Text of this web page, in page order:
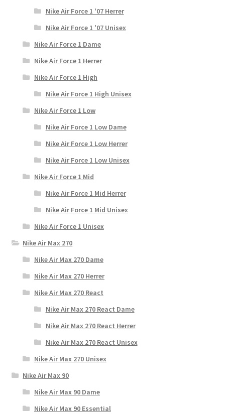
Nike Air Force 1 '07 Herrer
Nike Air Force 1 '07 Unisex
Nike Air Force 1 Dame
Nike Air Force 1 Herrer
Nike Air Force 1 High
Nike Air Force 1 High Unisex
Nike Air Force 1 Low
Nike Air Force 1 Low Dame
Nike Air Force 1 Low Herrer
Nike Air Force 1 Low Unisex
Nike Air Force 1 Mid
Nike Air Force 1 Mid Herrer
Nike Air Force 1 Mid Unisex
Nike Air Force 1 Unisex
Nike Air Max 270
Nike Air Max 270 Dame
Nike Air Max 270 Herrer
Nike Air Max 270 React
Nike Air Max 270 React Dame
Nike Air Max 270 React Herrer
Nike Air Max 270 React Unisex
Nike Air Max 270 Unisex
Nike Air Max 90
Nike Air Max 90 Dame
Nike Air Max 90 Essential